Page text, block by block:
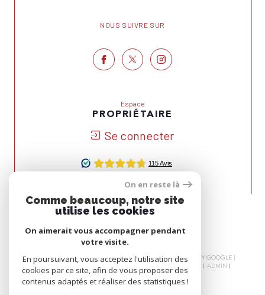
NOUS SUIVRE SUR
Espace
PROPRIÉTAIRE
Se connecter
ADHÉRONS
© 2026 | TOUS DROITS RÉSERVÉS | TRADUCTION POWERED BY GOOGLE |
NOS HONORAIRES
PLAN DU SITE MENTIONS LÉGALES
ADMIN
NOS LIENS
POLITIQUE RGPD COOKIES
On en reste là
Comme beaucoup, notre site
utilise les cookies
On aimerait vous accompagner pendant
votre visite.
En poursuivant, vous acceptez l'utilisation des
cookies par ce site, afin de vous proposer des
contenus adaptés et réaliser des statistiques !